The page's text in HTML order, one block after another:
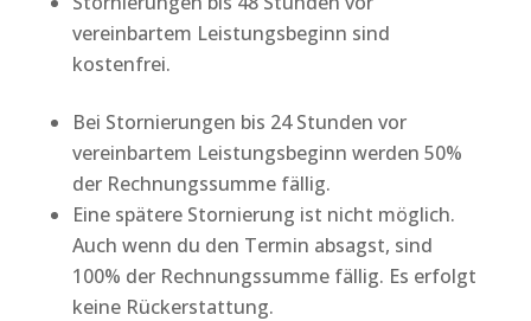
vereinbartem Leistungsbeginn sind
kostenfrei.
Bei Stornierungen bis 24 Stunden vor
vereinbartem Leistungsbeginn werden 50%
der Rechnungssumme fällig.
Eine spätere Stornierung ist nicht möglich.
Auch wenn du den Termin absagst, sind
100% der Rechnungssumme fällig. Es erfolgt
keine Rückerstattung.